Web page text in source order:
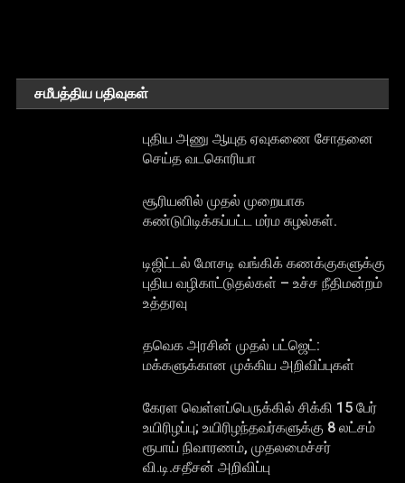
சமீபத்திய பதிவுகள்
புதிய அணு ஆயுத ஏவுகணை சோதனை
செய்த வடகொரியா
சூரியனில் முதல் முறையாக
கண்டுபிடிக்கப்பட்ட மர்ம சுழல்கள்.
டிஜிட்டல் மோசடி வங்கிக் கணக்குகளுக்கு
புதிய வழிகாட்டுதல்கள் – உச்ச நீதிமன்றம்
உத்தரவு
தவெக அரசின் முதல் பட்ஜெட்:
மக்களுக்கான முக்கிய அறிவிப்புகள்
கேரள வெள்ளப்பெருக்கில் சிக்கி 15 பேர்
உயிரிழப்பு; உயிரிழந்தவர்களுக்கு 8 லட்சம்
ரூபாய் நிவாரணம், முதலமைச்சர்
வி.டி.சதீசன் அறிவிப்பு